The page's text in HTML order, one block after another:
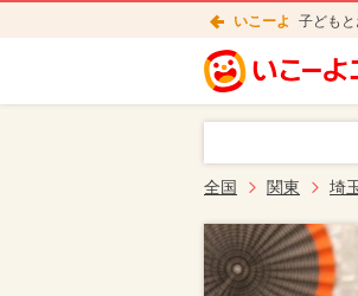
いこーよ 子ども
全国 関東 埼